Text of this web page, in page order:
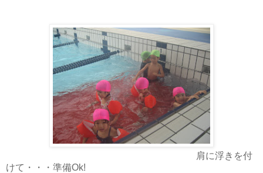
肩に浮きを付
けて・・・準備Ok!